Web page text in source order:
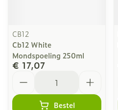
CB12
Cb12 White
Mondspoeling 250ml
€ 17,07
Bestel